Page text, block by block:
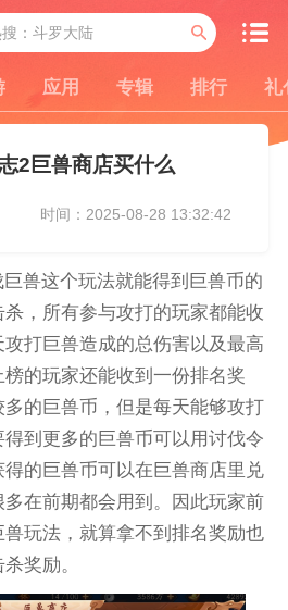
应用 专辑 排行 礼
2巨兽商店买什么
时间：2025-08-28 13:32:42
兽这个玩法就能得到巨兽币的
，所有参与攻打的玩家都能收
打巨兽造成的总伤害以及最高
的玩家还能收到一份排名奖
的巨兽币，但是每天能够攻打
到更多的巨兽币可以用讨伐令
的巨兽币可以在巨兽商店里兑
在前期都会用到。因此玩家前
玩法，就算拿不到排名奖励也
奖励。